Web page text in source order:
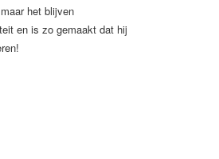
het blijven
en is zo gemaakt dat hij